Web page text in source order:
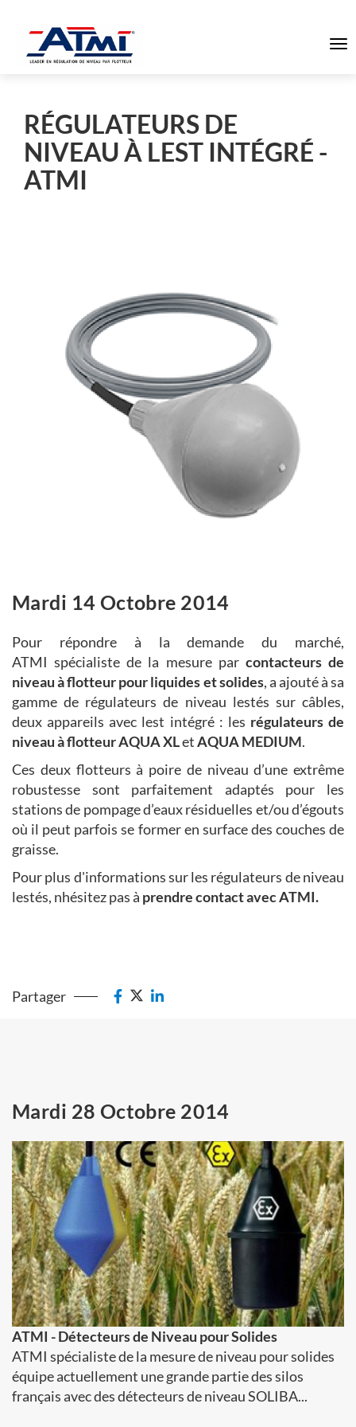
RÉGULATEURS DE
NIVEAU À LEST INTÉGRÉ -
ATMI
Mardi 14 Octobre 2014
Pour répondre à la demande du marché,
ATMI spécialiste de la mesure par contacteurs de
niveau à flotteur pour liquides et solides, a ajouté à sa
gamme de régulateurs de niveau lestés sur câbles,
deux appareils avec lest intégré : les régulateurs de
niveau à flotteurAQUA XLetAQUA MEDIUM.
Ces deux flotteurs à poire de niveau d’une extrême
robustesse sont parfaitement adaptés pour les
stations de pompage d’eaux résiduelles et/ou d’égouts
où il peut parfois se former en surface des couches de
graisse.
Pour plus d'informations sur les régulateurs de niveau
lestés, nhésitez pas à prendre contact avec ATMI.
Partager
Mardi 28 Octobre 2014
ATMI - Détecteurs de Niveau pour Solides
ATMI spécialiste de la mesure de niveau pour solides
équipe actuellement une grande partie des silos
français avec des détecteurs de niveau SOLIBA...